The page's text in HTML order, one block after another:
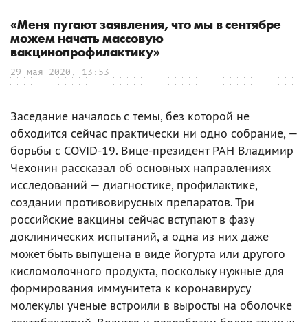
«Меня пугают заявления, что мы в сентябре
можем начать массовую
вакцинопрофилактику»
29 мая 2020, 13:53
Заседание началось с темы, без которой не
обходится сейчас практически ни одно собрание, —
борьбы с COVID-19. Вице-президент РАН Владимир
Чехонин рассказал об основных направлениях
исследований — диагностике, профилактике,
создании противовирусных препаратов. Три
российские вакцины сейчас вступают в фазу
доклинических испытаний, а одна из них даже
может быть выпущена в виде йогурта или другого
кисломолочного продукта, поскольку нужные для
формирования иммунитета к коронавирусу
молекулы ученые встроили в выросты на оболочке